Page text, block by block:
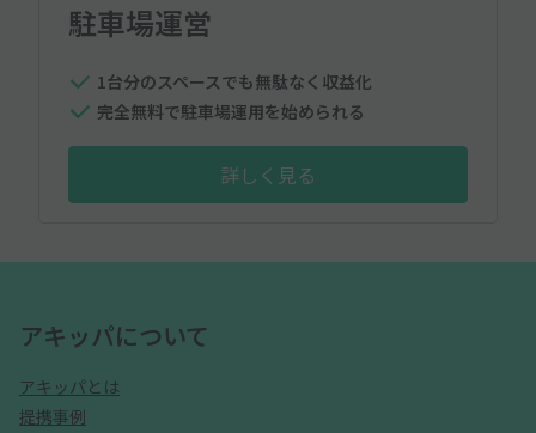
駐車場運営
1台分のスペースでも無駄なく収益化
完全無料で駐車場運用を始められる
詳しく見る
アキッパについて
アキッパとは
提携事例